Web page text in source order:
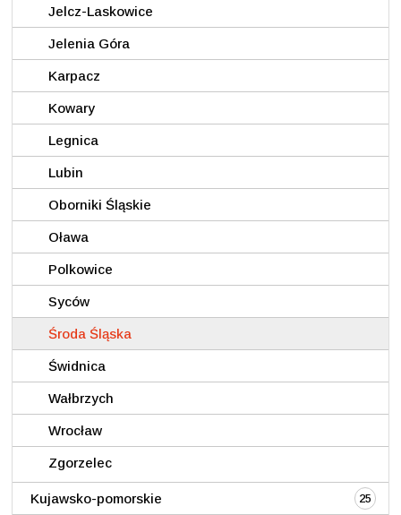
Jelcz-Laskowice
Jelenia Góra
Karpacz
Kowary
Legnica
Lubin
Oborniki Śląskie
Oława
Polkowice
Syców
Środa Śląska
Świdnica
Wałbrzych
Wrocław
Zgorzelec
Kujawsko-pomorskie 25